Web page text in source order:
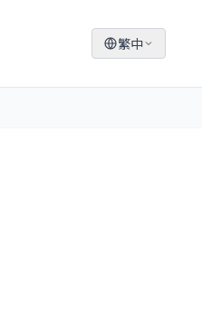
繁中